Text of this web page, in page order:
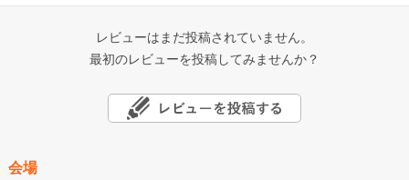
レビューはまだ投稿されていません。
最初のレビューを投稿してみませんか？
会場